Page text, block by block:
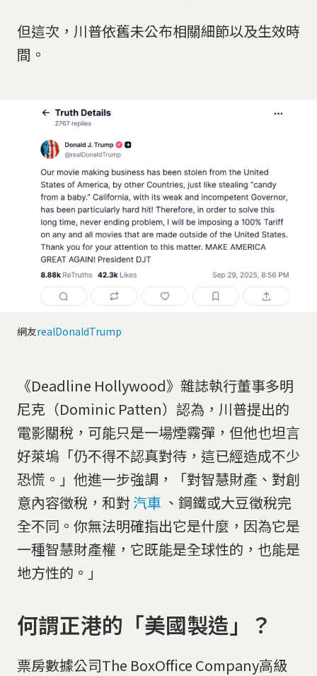
但這次，川普依舊未公布相關細節以及生效時
間。
網友realDonaldTrump
《Deadline Hollywood》雜誌執行董事多明
尼克（Dominic Patten）認為，川普提出的
電影關稅，可能只是一場煙霧彈，但他也坦言
好萊塢「仍不得不認真對待，這已經造成不少
恐慌。」他進一步強調，「對智慧財產、對創
意內容徵稅，和對 汽車 、鋼鐵或大豆徵稅完
全不同。你無法明確指出它是什麼，因為它是
一種智慧財產權，它既能是全球性的，也能是
地方性的。」
何謂正港的「美國製造」？
票房數據公司The BoxOffice Company高級